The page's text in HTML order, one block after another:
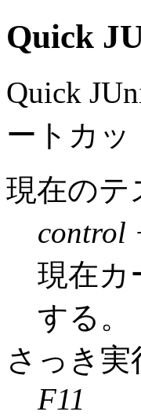
Quick
Quick
ートカッ
現在のテ
control
現在カ
する。
さっき
F11